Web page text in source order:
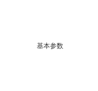
基本参数